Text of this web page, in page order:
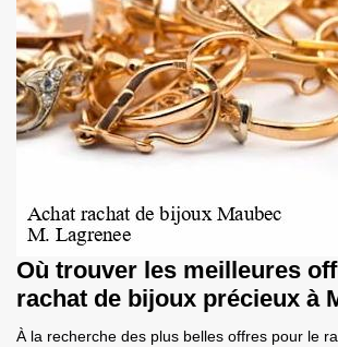
Où trouver les meilleures
rachat de bijoux précieux à
À la recherche des plus belles offres pour le